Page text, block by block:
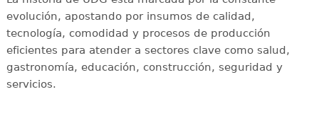
evolución, apostando por insumos de calidad,
tecnología, comodidad y procesos de producción
eficientes para atender a sectores clave como salud,
gastronomía, educación, construcción, seguridad y
servicios.